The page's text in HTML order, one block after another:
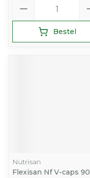
Bestel
Nutrisan
Flexisan Nf V-caps 90